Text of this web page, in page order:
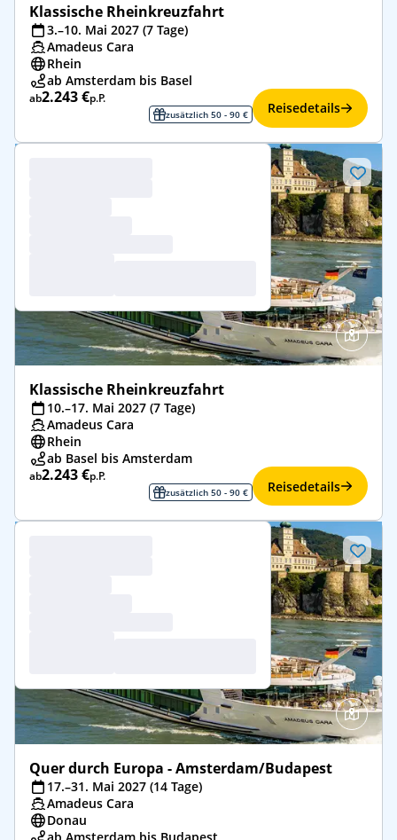
Klassische Rheinkreuzfahrt
3.–10. Mai 2027 (7 Tage)
Amadeus Cara
Rhein
ab Amsterdam bis Basel
ab2.243 €p.P.
zusätzlich 50 - 90 € Reisedetails
Klassische Rheinkreuzfahrt
10.–17. Mai 2027 (7 Tage)
Amadeus Cara
Rhein
ab Basel bis Amsterdam
ab2.243 €p.P.
zusätzlich 50 - 90 € Reisedetails
Quer durch Europa - Amsterdam/Budapest
17.–31. Mai 2027 (14 Tage)
Amadeus Cara
Donau